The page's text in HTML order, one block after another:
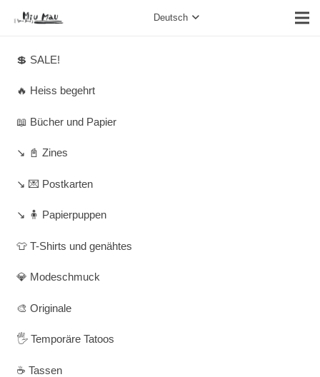
Deutsch
💲 SALE!
🔥 Heiss begehrt
📖 Bücher und Papier
↘️ 📓 Zines
↘️ 💌 Postkarten
↘️ 🧍 Papierpuppen
👕 T-Shirts und genähtes
💎 Modeschmuck
🎨 Originale
🖐️ Temporäre Tatoos
☕ Tassen